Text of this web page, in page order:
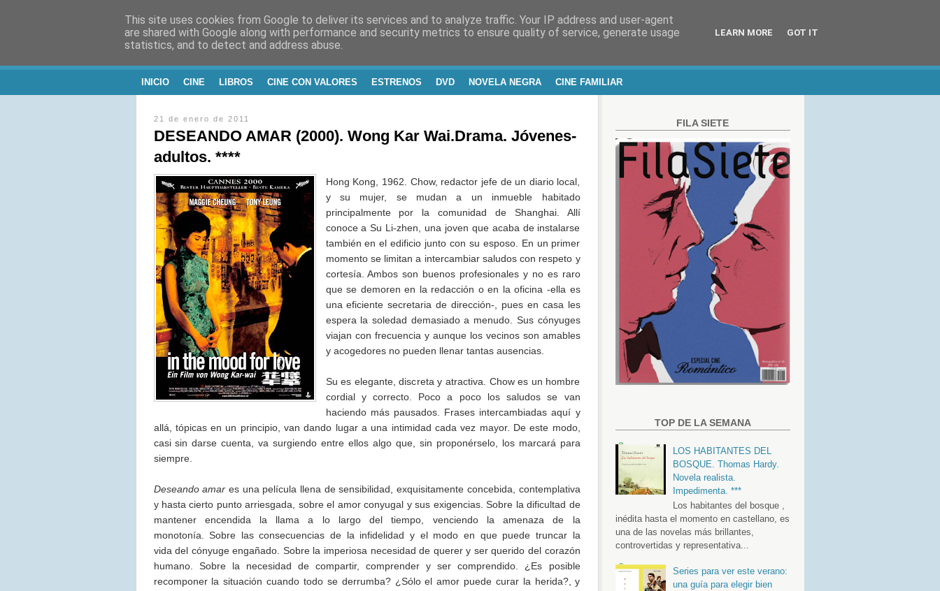
CINE, LITERATURA Y VIDA
Blog de Cine y Libros
INICIO CINE LIBROS CINE CON VALORES ESTRENOS DVD NOVELA NEGRA CINE FAMILIAR
21 de enero de 2011
DESEANDO AMAR (2000). Wong Kar Wai.Drama. Jóvenes-
adultos. ****
Hong Kong, 1962. Chow, redactor jefe de un diario local,
y su mujer, se mudan a un inmueble habitado
principalmente por la comunidad de Shanghai. Allí
conoce a Su Li-zhen, una joven que acaba de instalarse
también en el edificio junto con su esposo. En un primer
momento se limitan a intercambiar saludos con respeto y
cortesía. Ambos son buenos profesionales y no es raro
que se demoren en la redacción o en la oficina -ella es
una eficiente secretaria de dirección-, pues en casa les
espera la soledad demasiado a menudo. Sus cónyuges
viajan con frecuencia y aunque los vecinos son amables
y acogedores no pueden llenar tantas ausencias.
Su es elegante, discreta y atractiva. Chow es un hombre
cordial y correcto. Poco a poco los saludos se van
haciendo más pausados. Frases intercambiadas aquí y
allá, tópicas en un principio, van dando lugar a una intimidad cada vez mayor. De este modo,
casi sin darse cuenta, va surgiendo entre ellos algo que, sin proponérselo, los marcará para
siempre.
Deseando amar es una película llena de sensibilidad, exquisitamente concebida, contemplativa
y hasta cierto punto arriesgada, sobre el amor conyugal y sus exigencias. Sobre la dificultad de
mantener encendida la llama a lo largo del tiempo, venciendo la amenaza de la
monotonía. Sobre las consecuencias de la infidelidad y el modo en que puede truncar la
vida del cónyuge engañado. Sobre la imperiosa necesidad de querer y ser querido del corazón
humano. Sobre la necesidad de compartir, comprender y ser comprendido. ¿Es posible
recomponer la situación cuando todo se derrumba? ¿Sólo el amor puede curar la herida?, y
FILA SIETE
TOP DE LA SEMANA
LOS HABITANTES DEL
BOSQUE. Thomas Hardy.
Novela realista.
Impedimenta. ***
Los habitantes del bosque ,
inédita hasta el momento en castellano, es
una de las novelas más brillantes,
controvertidas y representativa...
Series para ver este verano:
una guía para elegir bien
This site uses cookies from Google to deliver its services and to analyze traffic. Your IP address and user-agent
are shared with Google along with performance and security metrics to ensure quality of service, generate usage
statistics, and to detect and address abuse.
LEARN MORE GOT IT